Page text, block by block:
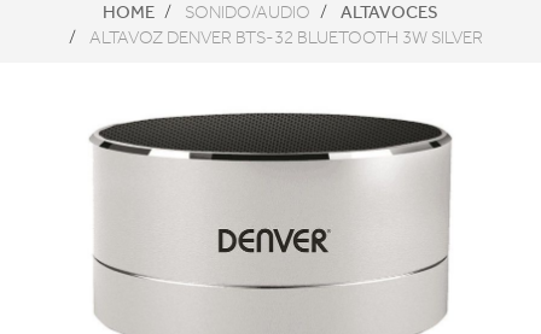
HOME SONIDO/AUDIO ALTAVOCES
ALTAVOZ DENVER BTS-32 BLUETOOTH 3W SILVER